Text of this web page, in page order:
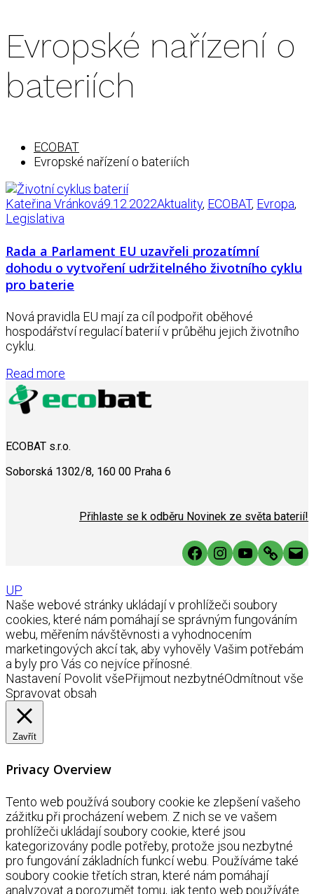
Evropské nařízení o
bateriích
ECOBAT
Evropské nařízení o bateriích
Kateřina Vránková9.12.2022Aktuality, ECOBAT, Evropa,
Legislativa
Rada a Parlament EU uzavřeli prozatímní
dohodu o vytvoření udržitelného životního cyklu
pro baterie
Nová pravidla EU mají za cíl podpořit oběhové
hospodářství regulací baterií v průběhu jejich životního
cyklu.
Read more
ECOBAT s.r.o.
Soborská 1302/8, 160 00 Praha 6
Přihlaste se k odběru Novinek ze světa baterií!
Facebook
Instagram
YouTube
Link
UP
Naše webové stránky ukládají v prohlížeči soubory
cookies, které nám pomáhají se správným fungováním
webu, měřením návštěvnosti a vyhodnocením
marketingových akcí tak, aby vyhověly Vašim potřebám
a byly pro Vás co nejvíce přínosné.
Nastavení Povolit všePřijmout nezbytnéOdmítnout vše
Spravovat obsah
Zavřít
Privacy Overview
Tento web používá soubory cookie ke zlepšení vašeho
zážitku při procházení webem. Z nich se ve vašem
prohlížeči ukládají soubory cookie, které jsou
kategorizovány podle potřeby, protože jsou nezbytné
pro fungování základních funkcí webu. Používáme také
soubory cookie třetích stran, které nám pomáhají
analyzovat a porozumět tomu, jak tento web používáte.